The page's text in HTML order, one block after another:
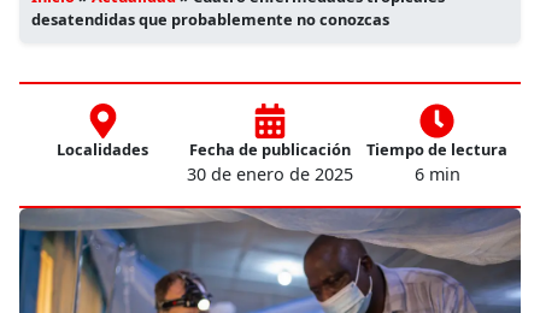
desatendidas que probablemente no conozcas
Localidades Fecha de publicación
30 de enero de 2025
Tiempo de lectura
6 min